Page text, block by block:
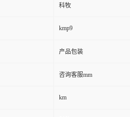
科牧
kmp9
产品包装
咨询客服mm
km